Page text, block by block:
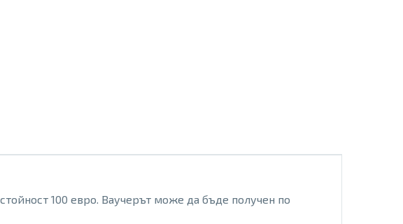
100 евро. Ваучерът може да бъде получен по